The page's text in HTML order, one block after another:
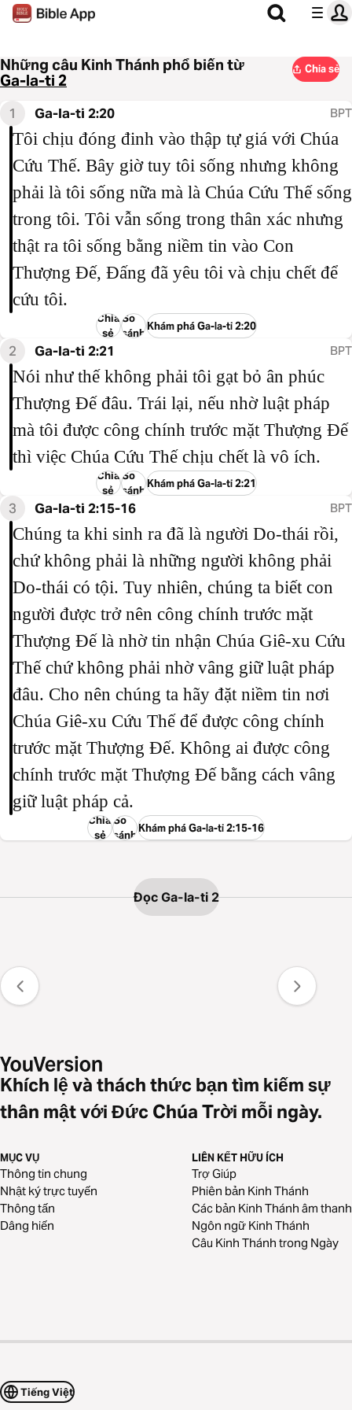
Những câu Kinh Thánh phổ biến từ
Ga-la-ti 2
Chia sẻ
1 Ga-la-ti 2:20 BPT
Tôi chịu đóng đinh vào thập tự giá với Chúa
Cứu Thế. Bây giờ tuy tôi sống nhưng không
phải là tôi sống nữa mà là Chúa Cứu Thế sống
trong tôi. Tôi vẫn sống trong thân xác nhưng
thật ra tôi sống bằng niềm tin vào Con
Thượng Đế, Đấng đã yêu tôi và chịu chết để
cứu tôi.
Chia
sẻ
So
sánh
Khám phá Ga-la-ti 2:20
2 Ga-la-ti 2:21 BPT
Nói như thế không phải tôi gạt bỏ ân phúc
Thượng Đế đâu. Trái lại, nếu nhờ luật pháp
mà tôi được công chính trước mặt Thượng Đế
thì việc Chúa Cứu Thế chịu chết là vô ích.
Chia
sẻ
So
sánh
Khám phá Ga-la-ti 2:21
3 Ga-la-ti 2:15-16 BPT
Chúng ta khi sinh ra đã là người Do-thái rồi,
chứ không phải là những người không phải
Do-thái có tội. Tuy nhiên, chúng ta biết con
người được trở nên công chính trước mặt
Thượng Đế là nhờ tin nhận Chúa Giê-xu Cứu
Thế chứ không phải nhờ vâng giữ luật pháp
đâu. Cho nên chúng ta hãy đặt niềm tin nơi
Chúa Giê-xu Cứu Thế để được công chính
trước mặt Thượng Đế. Không ai được công
chính trước mặt Thượng Đế bằng cách vâng
giữ luật pháp cả.
Chia
sẻ
So
sánh
Khám phá Ga-la-ti 2:15-16
Đọc Ga-la-ti 2
Khích lệ và thách thức bạn tìm kiếm sự
thân mật với Đức Chúa Trời mỗi ngày.
MỤC VỤ
Thông tin chung
Nhật ký trực tuyến
Thông tấn
Dâng hiến
LIÊN KẾT HỮU ÍCH
Trợ Giúp
Phiên bản Kinh Thánh
Các bản Kinh Thánh âm thanh
Ngôn ngữ Kinh Thánh
Câu Kinh Thánh trong Ngày
Tiếng Việt